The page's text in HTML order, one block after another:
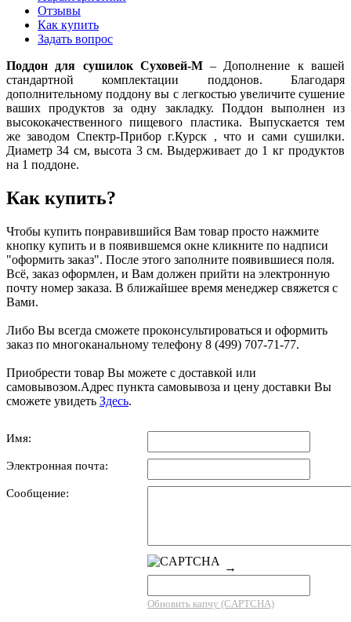
Отзывы
Как купить
Задать вопрос
Поддон для сушилок Суховей-М– Дополнение к вашей
стандартной комплектации поддонов. Благодаря
дополнительному поддону вы с легкостью увеличите сушение
ваших продуктов за одну закладку. Поддон выполнен из
высококачественного пищевого пластика. Выпускается тем
же заводом Спектр-Прибор г.Курск , что и сами сушилки.
Диаметр 34 см, высота 3 см. Выдерживает до 1 кг продуктов
на 1 поддоне.
Как купить?
Чтобы купить понравившийся Вам товар просто нажмите
кнопку купить и в появившемся окне кликните по надписи
"оформить заказ". После этого заполните появившиеся поля.
Всё, заказ оформлен, и Вам должен прийти на электронную
почту номер заказа. В ближайшее время менеджер свяжется с
Вами.
Либо Вы всегда сможете проконсультироваться и оформить
заказ по многоканальному телефону 8 (499) 707-71-77.
Приобрести товар Вы можете с доставкой или
самовывозом.Адрес пункта самовывоза и цену доставки Вы
сможете увидеть Здесь.
Имя:
Электронная почта:
Сообщение:
→
Обновить капчу (CAPTCHA)